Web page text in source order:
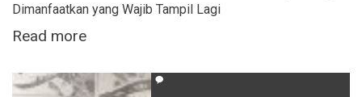
Dimanfaatkan yang Wajib Tampil Lagi
Read more